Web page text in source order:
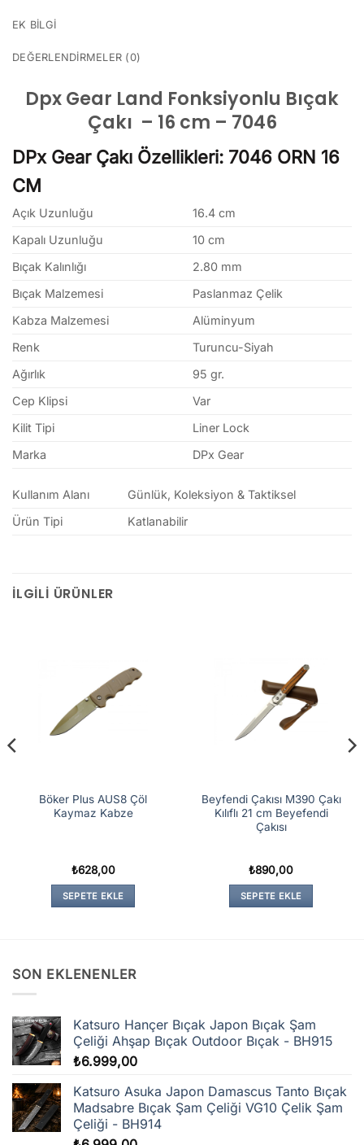
EK BILGI
DEĞERLENDIRMELER (0)
Dpx Gear Land Fonksiyonlu Bıçak
Çakı – 16 cm – 7046
DPx Gear Çakı Özellikleri: 7046 ORN 16
CM
Açık Uzunluğu
16.4 cm
Kapalı Uzunluğu
10 cm
Bıçak Kalınlığı
2.80 mm
Bıçak Malzemesi
Paslanmaz Çelik
Kabza Malzemesi
Alüminyum
Renk
Turuncu-Siyah
Ağırlık
95 gr.
Cep Klipsi
Var
Kilit Tipi
Liner Lock
Marka
DPx Gear
Kullanım Alanı
Günlük, Koleksiyon & Taktiksel
Ürün Tipi
Katlanabilir
İLGILI ÜRÜNLER
Böker Plus AUS8 Çöl
Kaymaz Kabze
₺628,00
SEPETE EKLE
Beyfendi Çakısı M390 Çakı
Kılıflı 21 cm Beyefendi
Çakısı
₺890,00
SEPETE EKLE
SON EKLENENLER
Katsuro Hançer Bıçak Japon Bıçak Şam
Çeliği Ahşap Bıçak Outdoor Bıçak - BH915
₺6.999,00
Katsuro Asuka Japon Damascus Tanto Bıçak
Madsabre Bıçak Şam Çeliği VG10 Çelik Şam
Çeliği - BH914